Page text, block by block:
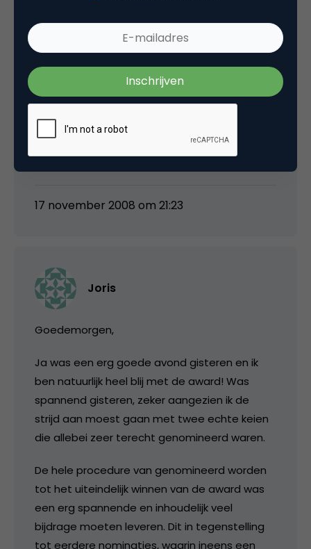
lbroekman
He, oud-projectcollega Joris wint:
gefeliciteerd!
17 november 2008 om 21:23
Joris
Goedemorgen,
Ja was een erg goede avond gisteren en ik
ben natuurlijk heel blij met de award! Was
spannend gisteren, zeker aangezien ik de
strijd aan moest gaan met twee echte keien
die allebei zeer terecht genomineerd waren.
De hele procedure van genomineerd worden
tot het uiteindelijk winnen van de award was
een erg spannende en inhoudelijk veel
bijdrage moeten leveren. Dit in tegenstelling
tot eerdere nominaties, waarin ineens een